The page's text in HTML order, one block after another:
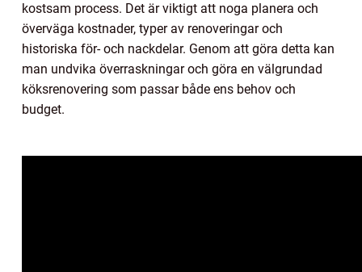
kostsam process. Det är viktigt att noga planera och
överväga kostnader, typer av renoveringar och
historiska för- och nackdelar. Genom att göra detta kan
man undvika överraskningar och göra en välgrundad
köksrenovering som passar både ens behov och
budget.